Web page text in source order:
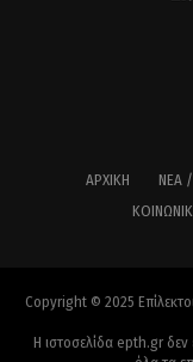
ΑΡΧΙΚΉ ΝΈΑ
Copyright © 2025
Η ιστοσελίδα epth.gr